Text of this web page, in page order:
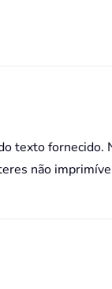
texto fornecido.
não